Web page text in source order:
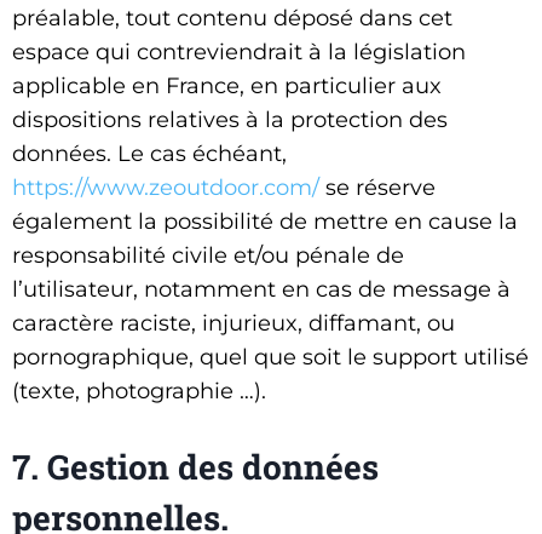
préalable, tout contenu déposé dans cet
espace qui contreviendrait à la législation
applicable en France, en particulier aux
dispositions relatives à la protection des
données. Le cas échéant,
https://www.zeoutdoor.com/ se réserve
également la possibilité de mettre en cause la
responsabilité civile et/ou pénale de
l’utilisateur, notamment en cas de message à
caractère raciste, injurieux, diffamant, ou
pornographique, quel que soit le support utilisé
(texte, photographie …).
7. Gestion des données
personnelles.